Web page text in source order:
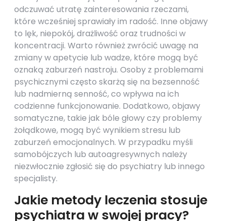
odczuwać utratę zainteresowania rzeczami,
które wcześniej sprawiały im radość. Inne objawy
to lęk, niepokój, drażliwość oraz trudności w
koncentracji. Warto również zwrócić uwagę na
zmiany w apetycie lub wadze, które mogą być
oznaką zaburzeń nastroju. Osoby z problemami
psychicznymi często skarżą się na bezsenność
lub nadmierną senność, co wpływa na ich
codzienne funkcjonowanie. Dodatkowo, objawy
somatyczne, takie jak bóle głowy czy problemy
żołądkowe, mogą być wynikiem stresu lub
zaburzeń emocjonalnych. W przypadku myśli
samobójczych lub autoagresywnych należy
niezwłocznie zgłosić się do psychiatry lub innego
specjalisty.
Jakie metody leczenia stosuje
psychiatra w swojej pracy?